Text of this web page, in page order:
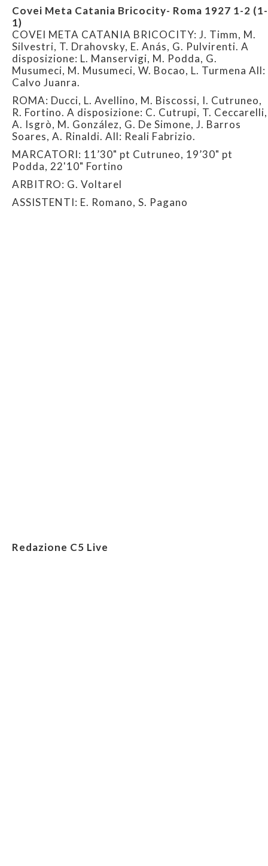
Covei Meta Catania Bricocity- Roma 1927 1-2 (1-
1)
COVEI META CATANIA BRICOCITY: J. Timm, M.
Silvestri, T. Drahovsky, E. Anás, G. Pulvirenti. A
disposizione: L. Manservigi, M. Podda, G.
Musumeci, M. Musumeci, W. Bocao, L. Turmena All:
Calvo Juanra.
ROMA: Ducci, L. Avellino, M. Biscossi, I. Cutruneo,
R. Fortino. A disposizione: C. Cutrupi, T. Ceccarelli,
A. Isgrò, M. González, G. De Simone, J. Barros
Soares, A. Rinaldi. All: Reali Fabrizio.
MARCATORI: 11’30" pt Cutruneo, 19’30" pt
Podda, 22'10" Fortino
ARBITRO: G. Voltarel
ASSISTENTI: E. Romano, S. Pagano
Redazione C5 Live